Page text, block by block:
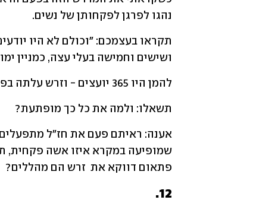
נהגו לפרגן לפקחותן של נשים.
ושישים וחמישה בעלי עצה, כמניין
להמן היו 365 יועצים - וזרש עלתה בפיקחותה על כולם. ככה לפי חז"ל.
תשאלו: ולמה את כל כך מופתעת?
אענה: ראיתם פעם את חז"ל
פתאום דווקא את  זרש הם מהללים?
12.